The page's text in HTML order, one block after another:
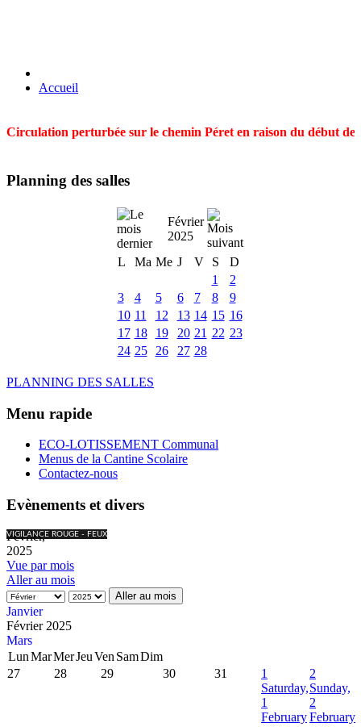
Accueil
Circulation perturbée sur le chemin Péret en raison du début
Planning des salles
Février
2025
L
Ma Me J V S
D
1
2
3
4 5 6 7 8
9
10 11 12 13 14 15 16
17 18 19 20 21 22 23
24 25 26 27 28
PLANNING DES SALLES
Menu rapide
ECO-LOTISSEMENT Communal
Menus de la Cantine Scolaire
Contactez-nous
Evènements et divers
VIGILANCE ROUGE - FEUX
Février,
2025
Vue par mois
Aller au mois
Aller au mois
Janvier
Février 2025
Mars
LunMarMerJeuVen SamDim
27
28 29 30 31
1
Saturday,
1
February
2
Sunday,
2
February